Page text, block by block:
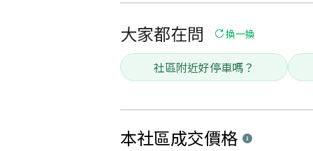
大家都在問 換一換
社區附近好停車嗎？
本社區成交價格